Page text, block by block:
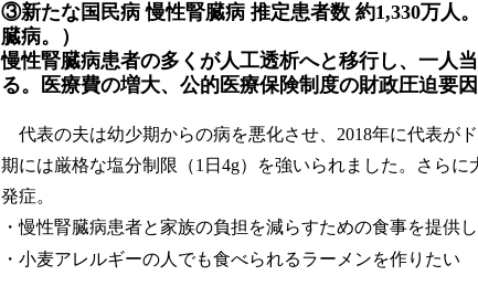
③新たな国民病 慢性腎臓病 推定患者数 約1,330万人
臓病。）
慢性腎臓病患者の多くが人工透析へと移行し、一人
る。医療費の増大、公的医療保険制度の財政圧迫要因
代表の夫は幼少期からの病を悪化させ、2018年に代表が
期には厳格な塩分制限（1日4g）を強いられました。さら
発症。
・慢性腎臓病患者と家族の負担を減らすための食事を提供
・小麦アレルギーの人でも食べられるラーメンを作りたい